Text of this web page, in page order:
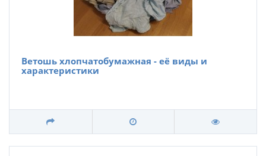
Ветошь хлопчатобумажная - её виды и
характеристики